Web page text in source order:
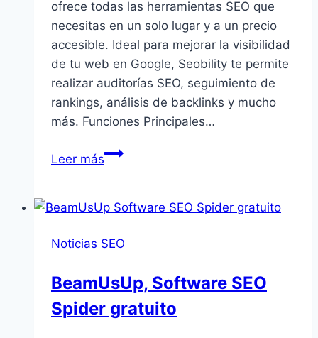
ofrece todas las herramientas SEO que
necesitas en un solo lugar y a un precio
accesible. Ideal para mejorar la visibilidad
de tu web en Google, Seobility te permite
realizar auditorías SEO, seguimiento de
rankings, análisis de backlinks y mucho
más. Funciones Principales…
Leer másSeobility:
Todo
Uno
Herramientas
SEO
Noticias SEO
BeamUsUp, Software SEO
Spider gratuito